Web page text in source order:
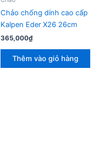
Chảo chống dính cao cấp
Kalpen Eder X26 26cm
365,000₫
Thêm vào giỏ hàng